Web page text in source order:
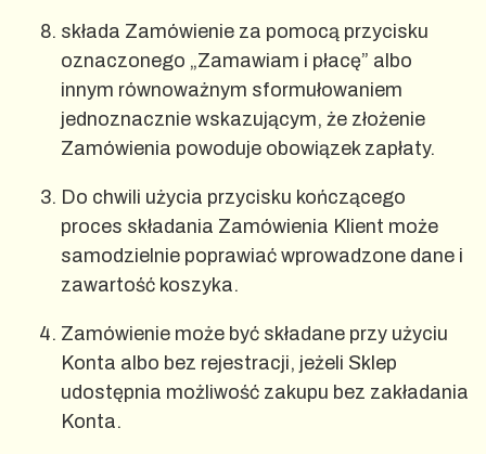
składa Zamówienie za pomocą przycisku
oznaczonego „Zamawiam i płacę” albo
innym równoważnym sformułowaniem
jednoznacznie wskazującym, że złożenie
Zamówienia powoduje obowiązek zapłaty.
Do chwili użycia przycisku kończącego
proces składania Zamówienia Klient może
samodzielnie poprawiać wprowadzone dane i
zawartość koszyka.
Zamówienie może być składane przy użyciu
Konta albo bez rejestracji, jeżeli Sklep
udostępnia możliwość zakupu bez zakładania
Konta.